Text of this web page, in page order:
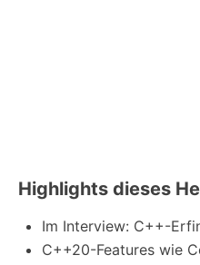
Highlights dieses
Im Interview: C++-
C++20-Features wie